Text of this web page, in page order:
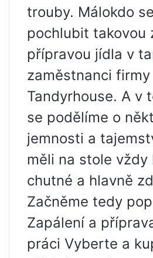
trouby. Málokdo
pochlubit takovou
přípravou jídla v
zaměstnanci firmy
Tandyrhouse. A v
se podělíme o
jemnosti a
měli na stole vždy
chutné a hlavně
Začněme tedy
Zapálení a
práci Vyberte a